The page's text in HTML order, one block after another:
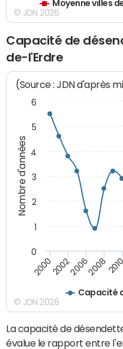
Moyenne villes
© JDN 2026
Capacité de
de-l'Erdre
Nombre d'années
(Source : JDN d'après
Capacité
20002002200620082010
0
2
3
4
5
6
© JDN 2026
La capacité de
évalue le rapport entre